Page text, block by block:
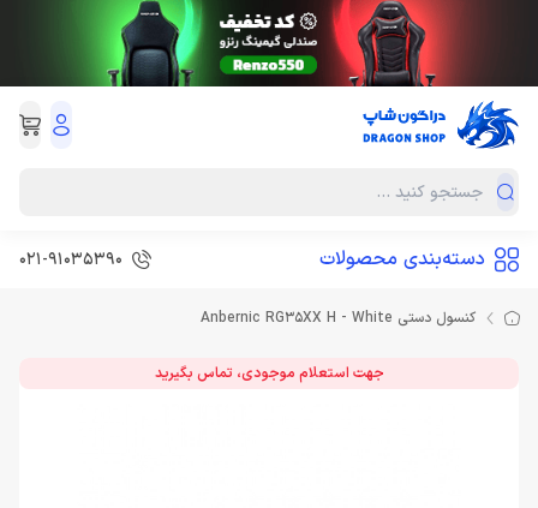
دسته‌بندی محصولات 021-91035390
کنسول دستی Anbernic RG35XX H - White
جهت استعلام موجودی، تماس بگیرید